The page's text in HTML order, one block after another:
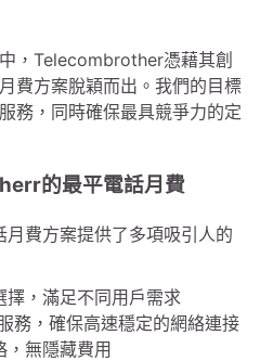
，Telecombrother憑藉其創
費方案脫穎而出。我們的目標
務，同時確保最具競爭力的定
的最平電話月費
費方案提供了多項吸引人的
擇，滿足不同用戶需求
務，確保高速穩定的網絡連接
，無隱藏費用